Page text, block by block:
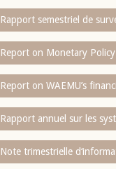
Rapport semestriel de
Report on Monetary
Report on WAEMU’s
Rapport annuel sur les
Note trimestrielle